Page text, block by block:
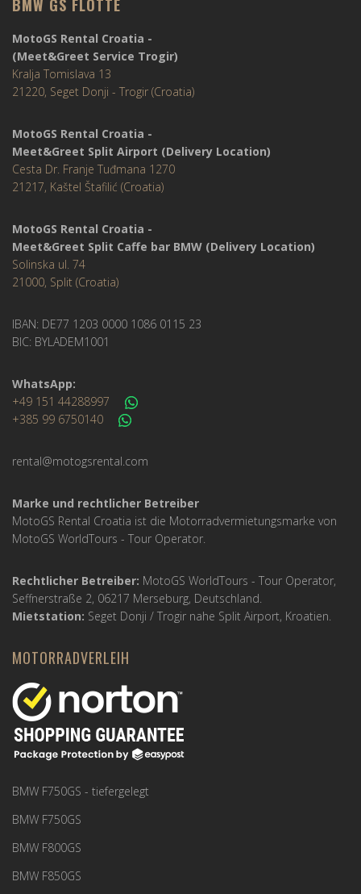
BMW GS FLOTTE
MotoGS Rental Croatia -
(Meet&Greet Service Trogir)
Kralja Tomislava 13
21220, Seget Donji - Trogir (Croatia)
MotoGS Rental Croatia -
Meet&Greet Split Airport (Delivery Location)
Cesta Dr. Franje Tuđmana 1270
21217, Kaštel Štafilić (Croatia)
MotoGS Rental Croatia -
Meet&Greet Split Caffe bar BMW (Delivery Location)
Solinska ul. 74
21000, Split (Croatia)
IBAN: DE77 1203 0000 1086 0115 23
BIC: BYLADEM1001
WhatsApp:
+49 151 44288997
+385 99 6750140
rental@motogsrental.com
Marke und rechtlicher Betreiber
MotoGS Rental Croatia ist die Motorradvermietungsmarke von
MotoGS WorldTours - Tour Operator
Rechtlicher Betreiber: MotoGS WorldTours - Tour Operator,
Seffnerstraße 2, 06217 Merseburg, Deutschland.
Mietstation: Seget Donji / Trogir nahe Split Airport, Kroatien.
MOTORRADVERLEIH
BMW F750GS - tiefergelegt
BMW F750GS
BMW F800GS
BMW F850GS